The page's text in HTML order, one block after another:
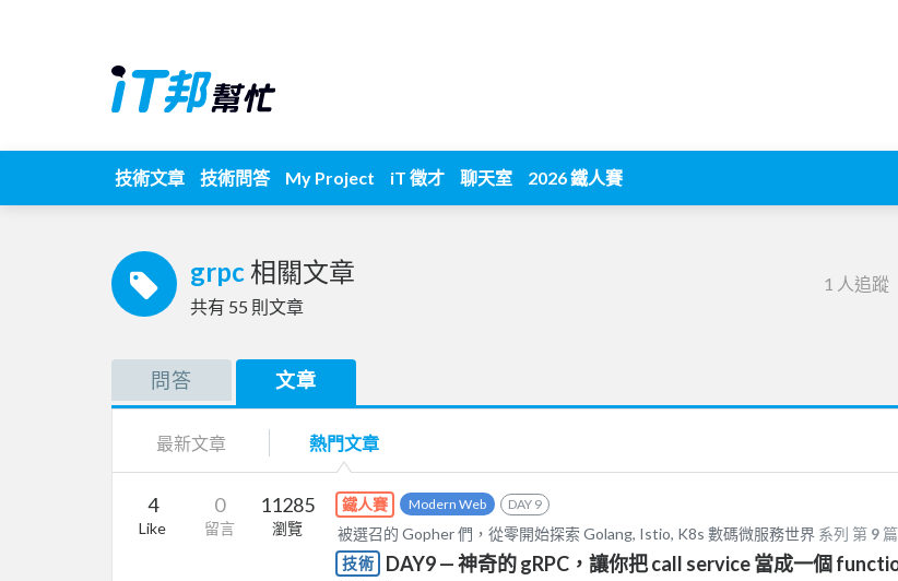
技術文章 技術問答 My Project iT 徵才 聊天室 2026 鐵人賽
grpc 相關文章
共有 55 則文章
1 人追蹤
問答 文章
最新文章 熱門文章
4
Like
0
留言
11285
瀏覽
鐵人賽 Modern Web DAY 9
被選召的 Gopher 們，從零開始探索 Golang, Istio, K8s 數碼微服務世界 系列 第 9 篇
技術
DAY9 — 神奇的 gRPC，讓你把 call service 當成一個